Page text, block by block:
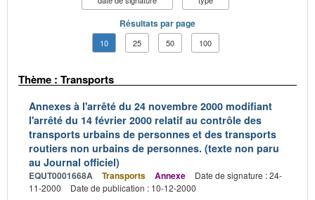
Résultats par page
10 25 50 100
Thème : Transports
Annexes à l'arrêté du 24 novembre 2000 modifiant
l'arrêté du 14 février 2000 relatif au contrôle des
transports urbains de personnes et des transports
routiers non urbains de personnes. (texte non paru
au Journal officiel)
EQUT0001668A Transports Annexe
Date de signature : 24-
11-2000
Date de publication : 10-12-2000